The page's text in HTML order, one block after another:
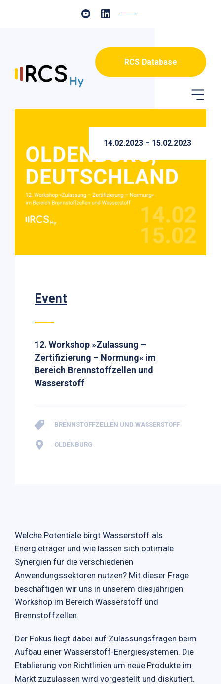
RCS Database
Event
12. Workshop »Zulassung –
Zertifizierung – Normung« im
Bereich Brennstoffzellen und
Wasserstoff
BRENNSTOFFZELLEN UND WASSERSTOFF
OLDENBURG
14.02.2023 – 15.02.2023
Welche Potentiale birgt Wasserstoff als
Energieträger und wie lassen sich optimale
Synergien für die verschiedenen
Anwendungssektoren nutzen? Mit dieser Frage
beschäftigen wir uns in unserem diesjährigen
Workshop im Bereich Wasserstoff und
Brennstoffzellen.
Der Fokus liegt dabei auf Zulassungsfragen beim
Aufbau einer Wasserstoff-Energiesystemen. Die
Etablierung von Richtlinien um neue Produkte im
Markt zuzulassen wird vorgestellt und diskutiert.